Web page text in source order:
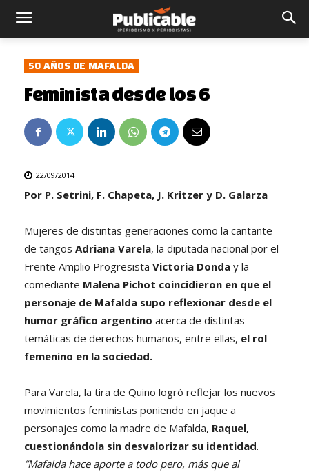
50 AÑOS DE MAFALDA
Feminista desde los 6
22/09/2014
Por P. Setrini, F. Chapeta, J. Kritzer y D. Galarza
Mujeres de distintas generaciones como la cantante
de tangos Adriana Varela, la diputada nacional por el
Frente Amplio Progresista Victoria Donda y la
comediante Malena Pichot coincidieron en que el
personaje de Mafalda supo reflexionar desde el
humor gráfico argentino acerca de distintas
temáticas de derechos humanos, entre ellas, el rol
femenino en la sociedad.
Para Varela, la tira de Quino logró reflejar los nuevos
movimientos feministas poniendo en jaque a
personajes como la madre de Mafalda, Raquel,
cuestionándola sin desvalorizar su identidad.
“Mafalda hace aporte a todo pero, más que al